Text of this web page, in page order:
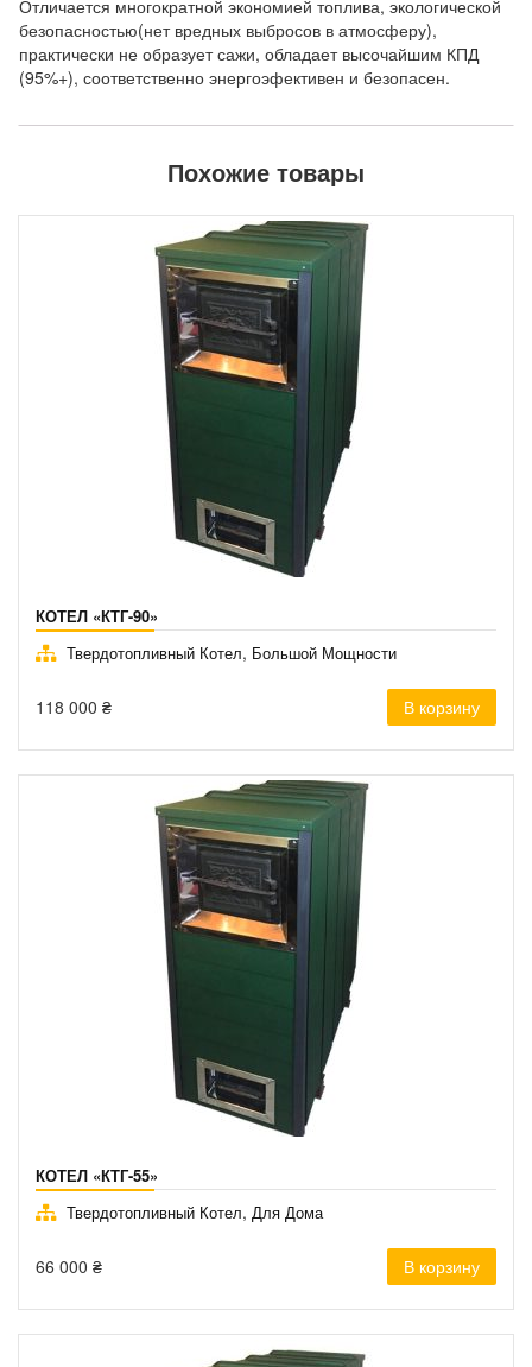
Отличается многократной экономией топлива, экологической
безопасностью(нет вредных выбросов в атмосферу),
практически не образует сажи, обладает высочайшим КПД
(95%+), соответственно энергоэфективен и безопасен.
Похожие товары
КОТЕЛ «КТГ-90»
Твердотопливный Котел, Большой Мощности
118 000 ₴ В корзину
КОТЕЛ «КТГ-55»
Твердотопливный Котел, Для Дома
66 000 ₴ В корзину